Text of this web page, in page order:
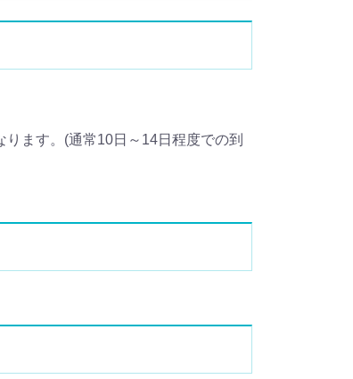
ます。(通常10日～14日程度での到